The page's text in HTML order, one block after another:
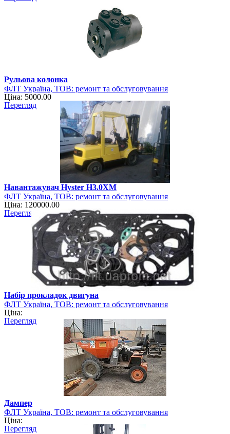
Рульова колонка
ФЛТ Україна, ТОВ: ремонт та обслуговування
навантажувально-розвантажувальної техніки
Ціна: 5000.00
Перегляд
Навантажувач Hyster H3.0XM
ФЛТ Україна, ТОВ: ремонт та обслуговування
навантажувально-розвантажувальної техніки
Ціна: 120000.00
Перегляд
Набір прокладок двигуна
ФЛТ Україна, ТОВ: ремонт та обслуговування
навантажувально-розвантажувальної техніки
Ціна:
Перегляд
Дампер
ФЛТ Україна, ТОВ: ремонт та обслуговування
навантажувально-розвантажувальної техніки
Ціна:
Перегляд